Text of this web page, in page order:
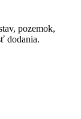
pozemok,
dodania.